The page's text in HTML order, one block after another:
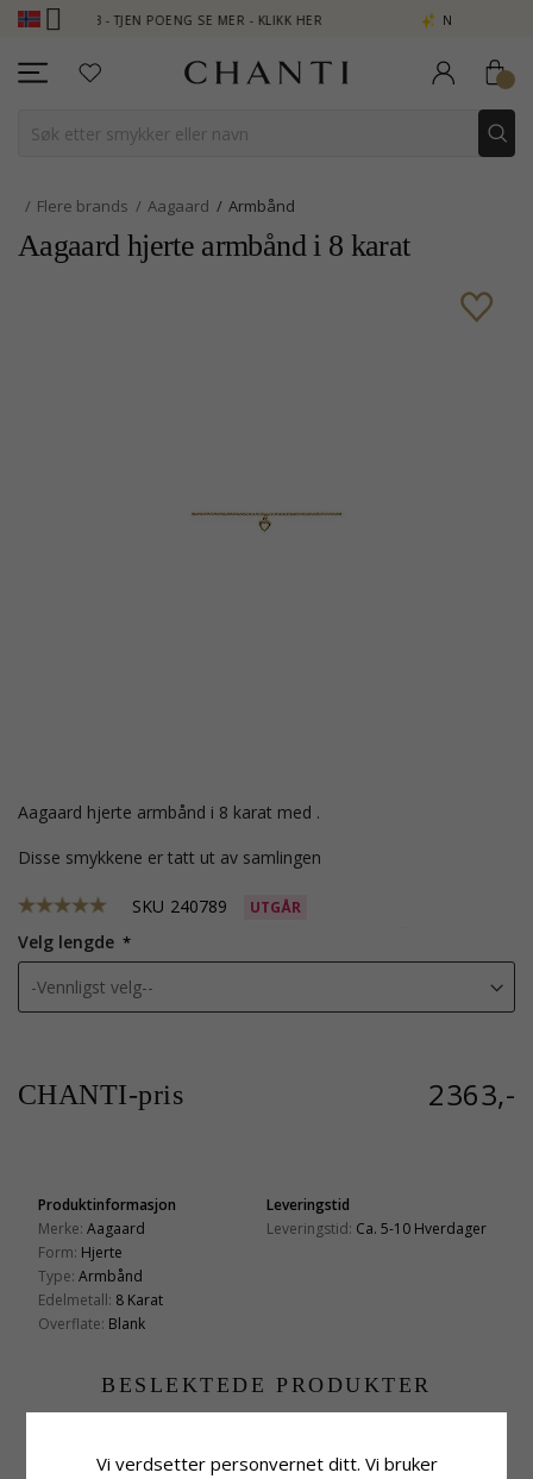
- TJEN POENG SE MER - KLIKK HER NEW COLLECTION |
Flere brands Aagaard Armbånd
Aagaard hjerte armbånd i 8 karat
Aagaard hjerte armbånd i 8 karat med .
Disse smykkene er tatt ut av samlingen
SKU 240789 UTGÅR
Velg lengde
CHANTI-pris 2363,-
Produktinformasjon
Merke: Aagaard
Form: Hjerte
Type: Armbånd
Edelmetall: 8 Karat
Overflate: Blank
Leveringstid
Leveringstid: Ca. 5-10 Hverdager
BESLEKTEDE PRODUKTER
Vi verdsetter personvernet ditt. Vi bruker